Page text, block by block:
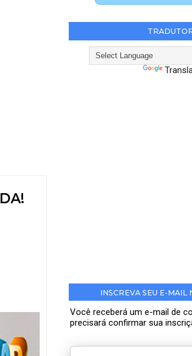
INSCREVA SEU E-MAIL
Você receberá um e-mail de
precisará confirmar sua